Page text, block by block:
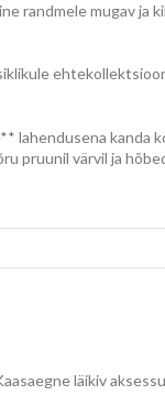
randmele mugav ja
lahendusena kanda
pruunil värvil ja
läikiv